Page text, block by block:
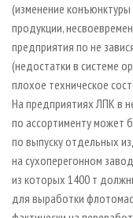
(изменение
продукции,
предприятия по не
(недостатки в системе
плохое техническое
На предприятиях ЛПК в
по ассортименту может
по выпуску отдельных
на сухоперегонном
из которых 1400 т
для выработки